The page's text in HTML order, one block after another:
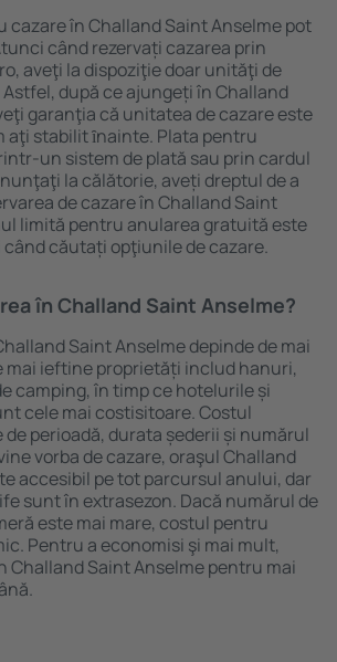
cazare în Challand Saint Anselme pot
când rezervați cazarea prin
aveţi la dispoziţie doar unităţi de
după ce ajungeți în Challand
garanţia că unitatea de cazare este
aţi stabilit ȋnainte. Plata pentru
un sistem de plată sau prin cardul
la călătorie, aveți dreptul de a
de cazare în Challand Saint
limită pentru anularea gratuită este
căutați opţiunile de cazare.
în Challand Saint Anselme?
Saint Anselme depinde de mai
mai ieftine proprietăți includ hanuri,
camping, în timp ce hotelurile și
cele mai costisitoare. Costul
de perioadă, durata șederii și numărul
vorba de cazare, oraşul Challand
accesibil pe tot parcursul anului, dar
sunt în extrasezon. Dacă numărul de
este mai mare, costul pentru
Pentru a economisi şi mai mult,
Challand Saint Anselme pentru mai